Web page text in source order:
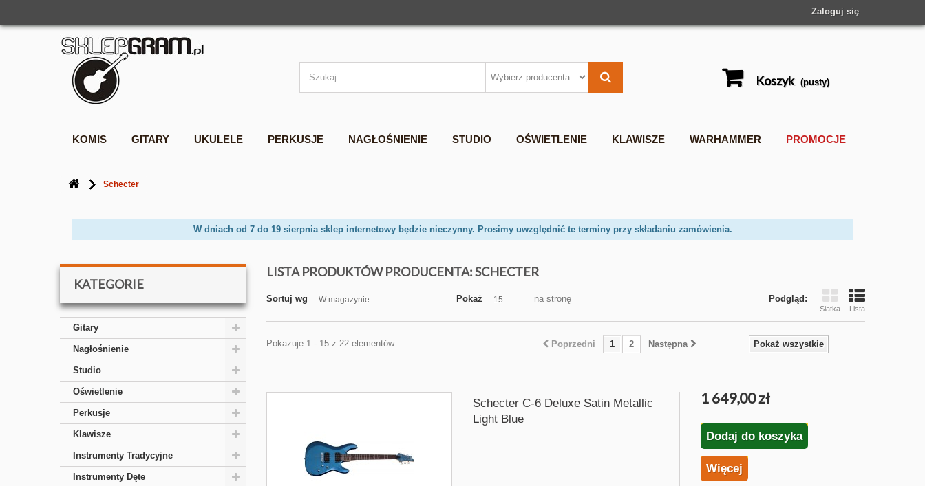
Zaloguj się
Koszyk (pusty)
KOMIS GITARY UKULELE PERKUSJE NAGŁOŚNIENIE STUDIO OŚWIETLENIE KLAWISZE WARHAMMER PROMOCJE
Schecter
W dniach od 7 do 19 sierpnia sklep internetowy będzie nieczynny. Prosimy uwzględnić te terminy przy składaniu zamówienia.
KATEGORIE
Gitary
Nagłośnienie
Studio
Oświetlenie
Perkusje
Klawisze
Instrumenty Tradycyjne
Instrumenty Dęte
LISTA PRODUKTÓW PRODUCENTA: SCHECTER
Podgląd:
Siatka Lista
Sortuj wg W magazynie Pokaż 15 na stronę
Pokaż wszystkie
Poprzedni 1 2 Następna
Pokazuje 1 - 15 z 22 elementów
Schecter C-6 Deluxe Satin Metallic
Light Blue
1 649,00 zł
Dodaj do koszyka
Więcej